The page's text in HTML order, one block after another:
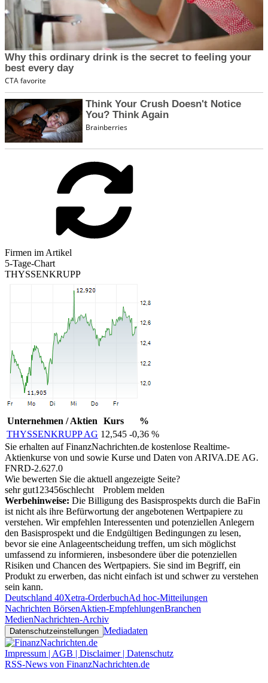
Firmen im Artikel
5-Tage-Chart
THYSSENKRUPP
Unternehmen / Aktien Kurs
%
THYSSENKRUPP AG 12,545 -0,36 %
Sie erhalten auf FinanzNachrichten.de kostenlose Realtime-
Aktienkurse von und sowie Kurse und Daten von ARIVA.DE AG.
FNRD-2.627.0
Wie bewerten Sie die aktuell angezeigte Seite?
sehr gut1 23456schlecht
Problem melden
Werbehinweise: Die Billigung des Basisprospekts durch die BaFin
ist nicht als ihre Befürwortung der angebotenen Wertpapiere zu
verstehen. Wir empfehlen Interessenten und potenziellen Anlegern
den Basisprospekt und die Endgültigen Bedingungen zu lesen,
bevor sie eine Anlageentscheidung treffen, um sich möglichst
umfassend zu informieren, insbesondere über die potenziellen
Risiken und Chancen des Wertpapiers. Sie sind im Begriff, ein
Produkt zu erwerben, das nicht einfach ist und schwer zu verstehen
sein kann.
Deutschland 40Xetra-OrderbuchAd hoc-Mitteilungen
Nachrichten BörsenAktien-EmpfehlungenBranchen
MedienNachrichten-Archiv
Datenschutzeinstellungen Mediadaten
Impressum | AGB | Disclaimer | Datenschutz
RSS-News von FinanzNachrichten.de